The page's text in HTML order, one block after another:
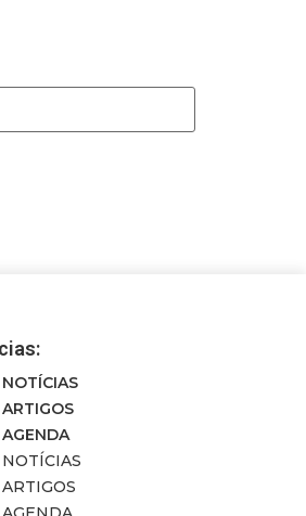
NOTÍCIAS
ARTIGOS
AGENDA
NOTÍCIAS
ARTIGOS